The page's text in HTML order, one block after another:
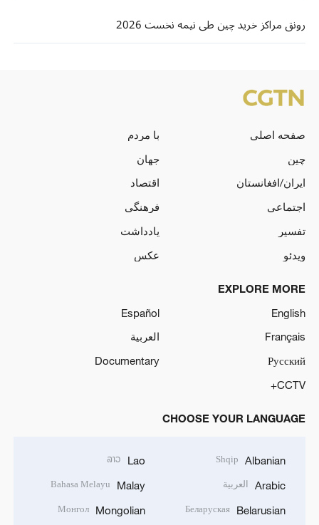
رونق مراکز خرید چین طی نیمه نخست 2026
صفحه اصلی
با مردم
چین
جهان
ایران/افغانستان
اقتصاد
اجتماعی
فرهنگی
تفسیر
یادداشت
ویدئو
عکس
EXPLORE MORE
English
Español
Français
العربية
Русский
Documentary
CCTV+
CHOOSE YOUR LANGUAGE
Albanian
Shqip
Arabic العربية
Belarusian
Беларуская
Lao
ລາວ
Malay
Bahasa Melayu
Mongolian
Монгол